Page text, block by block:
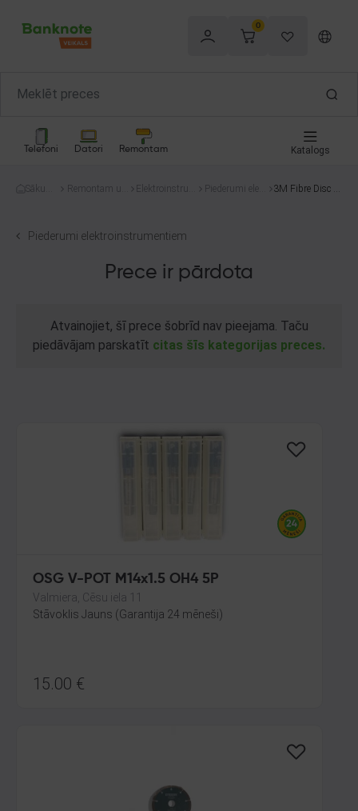
0
Telefoni Datori Remontam Katalogs
Sākum
Remontam un
Elektroinstru
Piederumi elekt
3M Fibre Disc B
Piederumi elektroinstrumentiem
Prece ir pārdota
Atvainojiet, šī prece šobrīd nav pieejama. Taču
piedāvājam parskatīt citas šīs kategorijas preces.
OSG V-POT M14x1.5 OH4 5P
Valmiera, Cēsu iela 11
Stāvoklis Jauns (Garantija 24 mēneši)
15.00 €